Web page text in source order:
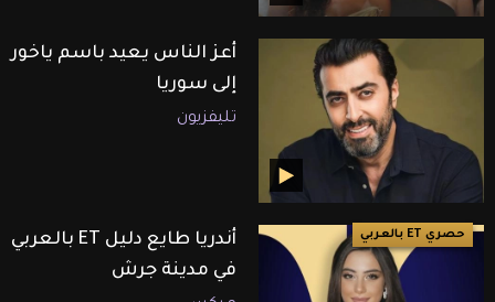
أعز الناس يعيد باسم ياخور
إلى سوريا
تليفزيون
حصري ET بالعربي
أندريا طايع دليل ET بالعربي
في مدينة جرش